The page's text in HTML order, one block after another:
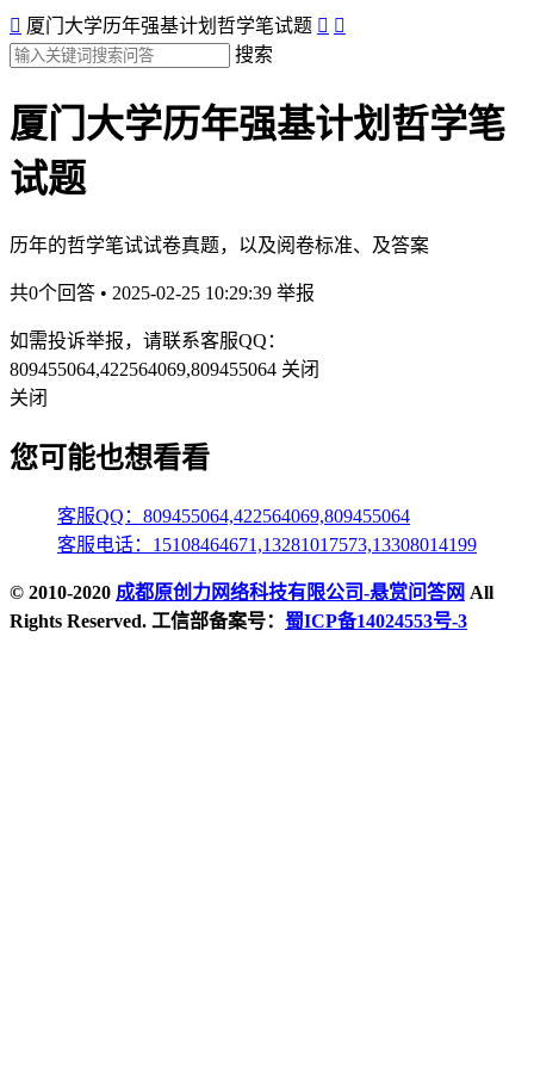
 厦门大学历年强基计划哲学笔试题  
搜索
厦门大学历年强基计划哲学笔
试题
历年的哲学笔试试卷真题，以及阅卷标准、及答案
共0个回答 • 2025-02-25 10:29:39 举报
如需投诉举报，请联系客服QQ：
809455064,422564069,809455064 关闭
关闭
您可能也想看看
客服QQ：809455064,422564069,809455064
客服电话：15108464671,13281017573,13308014199
© 2010-2020 成都原创力网络科技有限公司-悬赏问答网 All
Rights Reserved. 工信部备案号： 蜀ICP备14024553号-3